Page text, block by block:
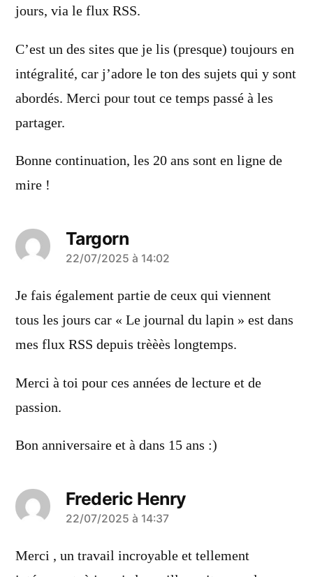
jours, via le flux RSS.
C’est un des sites que je lis (presque) toujours en
intégralité, car j’adore le ton des sujets qui y sont
abordés. Merci pour tout ce temps passé à les
partager.
Bonne continuation, les 20 ans sont en ligne de
mire !
Targorn
a
dit :
22/07/2025 à 14:02
Je fais également partie de ceux qui viennent
tous les jours car « Le journal du lapin » est dans
mes flux RSS depuis trèèès longtemps.
Merci à toi pour ces années de lecture et de
passion.
Bon anniversaire et à dans 15 ans :)
Frederic Henry
a
dit :
22/07/2025 à 14:37
Merci , un travail incroyable et tellement